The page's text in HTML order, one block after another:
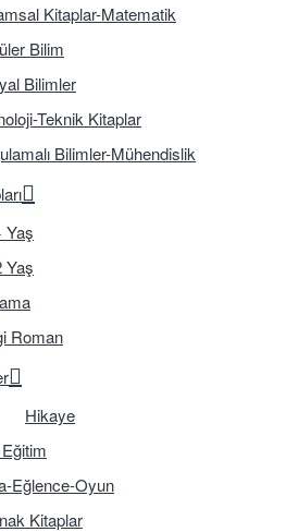
Kitaplar-Matematik
Bilim
Bilimler
Teknik Kitaplar
Bilimler-Mühendislik
Yaş
Yaş
Roman
Hikaye
Eğlence-Oyun
Kitaplar